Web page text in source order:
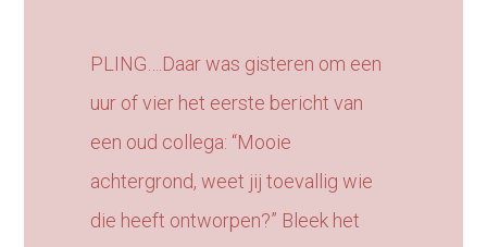
PLING….Daar was gisteren om een
uur of vier het eerste bericht van
een oud collega: “Mooie
achtergrond, weet jij toevallig wie
die heeft ontworpen?” Bleek het